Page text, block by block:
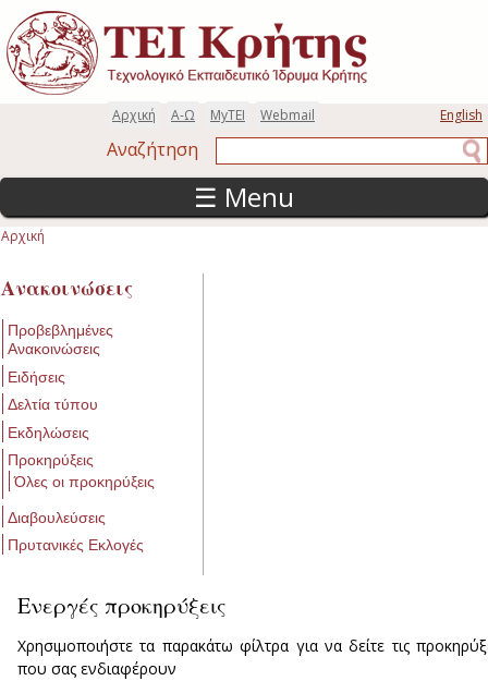
Παράκαμψη προς το κυρίως περιεχόμενο
English
Webmail
MyTEI
Α-Ω
Αρχική
Αναζήτηση
☰ Menu
Αρχική
Ανακοινώσεις
Προβεβλημένες
Ανακοινώσεις
Ειδήσεις
Δελτία τύπου
Εκδηλώσεις
Προκηρύξεις
Όλες οι προκηρύξεις
Διαβουλεύσεις
Πρυτανικές Εκλογές
Ενεργές προκηρύξεις
Χρησιμοποιήστε τα παρακάτω φίλτρα για να δείτε τις
που σας ενδιαφέρουν